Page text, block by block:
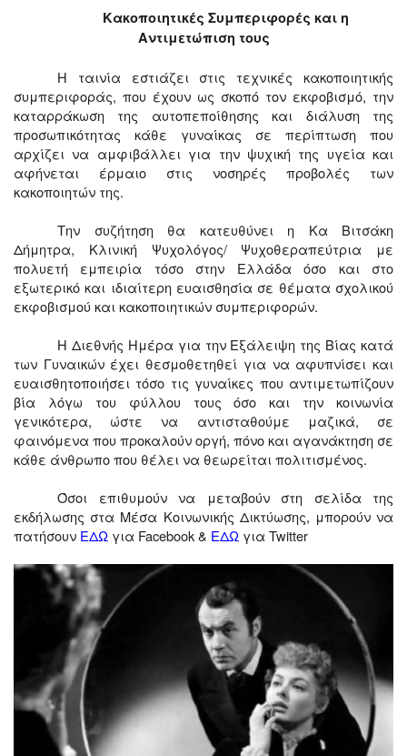
Κακοποιητικές Συμπεριφορές και η
Αντιμετώπιση τους
Η ταινία εστιάζει στις τεχνικές κακοποιητικής
συμπεριφοράς, που έχουν ως σκοπό τον εκφοβισμό, την
καταρράκωση της αυτοπεποίθησης και διάλυση της
προσωπικότητας κάθε γυναίκας σε περίπτωση που
αρχίζει να αμφιβάλλει για την ψυχική της υγεία και
αφήνεται έρμαιο στις νοσηρές προβολές των
κακοποιητών της.
Την συζήτηση θα κατευθύνει η Κα Βιτσάκη
Δήμητρα, Κλινική Ψυχολόγος/ Ψυχοθεραπεύτρια με
πολυετή εμπειρία τόσο στην Ελλάδα όσο και στο
εξωτερικό και ιδιαίτερη ευαισθησία σε θέματα σχολικού
εκφοβισμού και κακοποιητικών συμπεριφορών.
Η Διεθνής Ημέρα για την Εξάλειψη της Βίας κατά
των Γυναικών έχει θεσμοθετηθεί για να αφυπνίσει και
ευαισθητοποιήσει τόσο τις γυναίκες που αντιμετωπίζουν
βία λόγω του φύλλου τους όσο και την κοινωνία
γενικότερα, ώστε να αντισταθούμε μαζικά, σε
φαινόμενα που προκαλούν οργή, πόνο και αγανάκτηση σε
κάθε άνθρωπο που θέλει να θεωρείται πολιτισμένος.
Όσοι επιθυμούν να μεταβούν στη σελίδα της
εκδήλωσης στα Μέσα Κοινωνικής Δικτύωσης, μπορούν να
πατήσουν ΕΔΩ για Facebook& ΕΔΩ για Twitter